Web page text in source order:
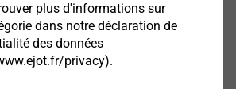
numérique
plus d'informations sur
dans notre déclaration de
des données
privacy).